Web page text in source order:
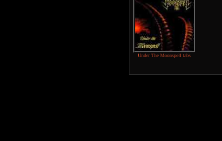
Under The Moonspell tabs